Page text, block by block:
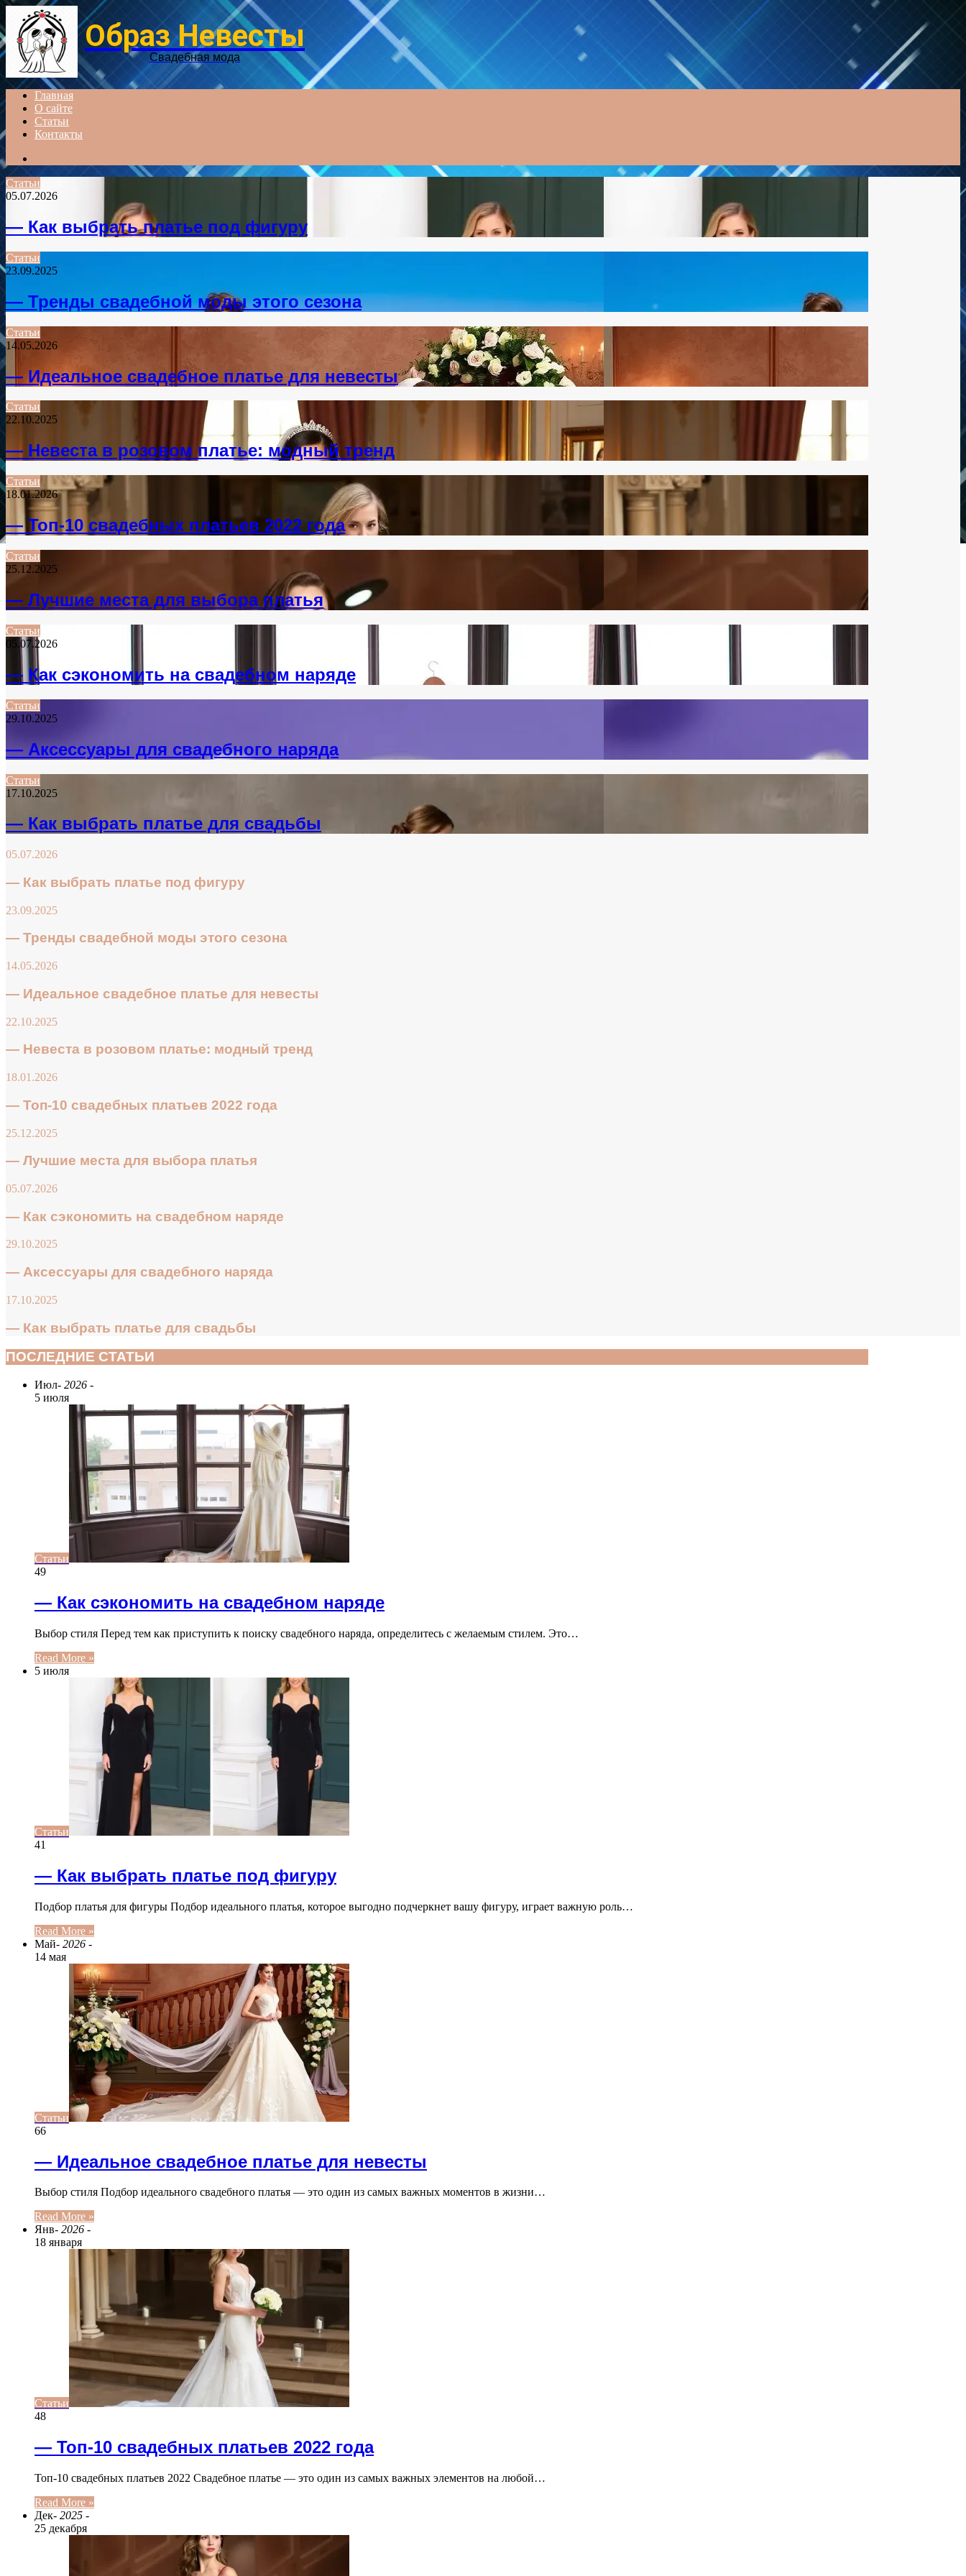
Образ Невесты
Свадебная мода
Главная
О сайте
Статьи
Контакты
for
Статьи
05.07.2026
— Как выбрать платье под фигуру
Статьи
23.09.2025
— Тренды свадебной моды этого сезона
Статьи
14.05.2026
— Идеальное свадебное платье для невесты
Статьи
22.10.2025
— Невеста в розовом платье: модный тренд
Статьи
18.01.2026
— Топ-10 свадебных платьев 2022 года
Статьи
25.12.2025
— Лучшие места для выбора платья
Статьи
05.07.2026
— Как сэкономить на свадебном наряде
Статьи
29.10.2025
— Аксессуары для свадебного наряда
Статьи
17.10.2025
— Как выбрать платье для свадьбы
05.07.2026
— Как выбрать платье под фигуру
23.09.2025
— Тренды свадебной моды этого сезона
14.05.2026
— Идеальное свадебное платье для невесты
22.10.2025
— Невеста в розовом платье: модный тренд
18.01.2026
— Топ-10 свадебных платьев 2022 года
25.12.2025
— Лучшие места для выбора платья
05.07.2026
— Как сэкономить на свадебном наряде
29.10.2025
— Аксессуары для свадебного наряда
17.10.2025
— Как выбрать платье для свадьбы
ПОСЛЕДНИЕ СТАТЬИ
Июл- 2026 -
5 июля
Статьи
49
— Как сэкономить на свадебном наряде
Выбор стиля Перед тем как приступить к поиску свадебного наряда, определитесь с желаемым стилем. Это…
Read More »
5 июля
Статьи
41
— Как выбрать платье под фигуру
Подбор платья для фигуры Подбор идеального платья, которое выгодно подчеркнет вашу фигуру, играет важную роль…
Read More »
Май- 2026 -
14 мая
Статьи
66
— Идеальное свадебное платье для невесты
Выбор стиля Подбор идеального свадебного платья — это один из самых важных моментов в жизни…
Read More »
Янв- 2026 -
18 января
Статьи
48
— Топ-10 свадебных платьев 2022 года
Топ-10 свадебных платьев 2022 Свадебное платье — это один из самых важных элементов на любой…
Read More »
Дек- 2025 -
25 декабря